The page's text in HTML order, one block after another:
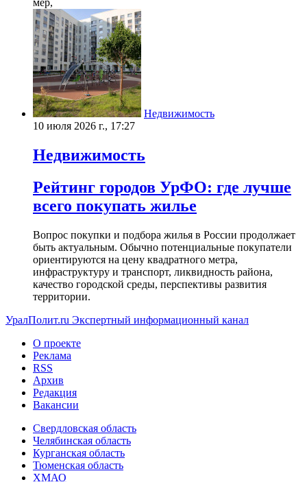
мер,
Недвижимость
10 июля 2026 г., 17:27
Недвижимость
Рейтинг городов УрФО: где лучше
всего покупать жилье
Вопрос покупки и подбора жилья в России продолжает
быть актуальным. Обычно потенциальные покупатели
ориентируются на цену квадратного метра,
инфраструктуру и транспорт, ликвидность района,
качество городской среды, перспективы развития
территории.
УралПолит.ru Экспертный информационный канал
О проекте
Реклама
RSS
Архив
Редакция
Вакансии
Свердловская область
Челябинская область
Курганская область
Тюменская область
ХМАО